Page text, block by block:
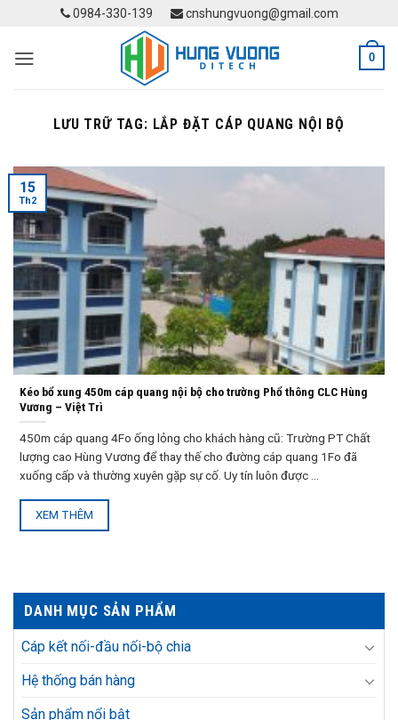
content
0984-330-139 cnshungvuong@gmail.com
0
LƯU TRỮ TAG: LẮP ĐẶT CÁP QUANG NỘI BỘ
Kéo bổ xung 450m cáp quang nội bộ cho trường Phổ thông CLC Hùng
Vương – Việt Trì
450m cáp quang 4Fo ống lỏng cho khách hàng cũ: Trường PT Chất
lượng cao Hùng Vương để thay thế cho đường cáp quang 1Fo đã
xuống cấp và thường xuyên gặp sự cố. Uy tín luôn được ...
XEM THÊM
15
Th2
DANH MỤC SẢN PHẨM
Cáp kết nối-đầu nối-bộ chia
Hệ thống bán hàng
Sản phẩm nổi bật